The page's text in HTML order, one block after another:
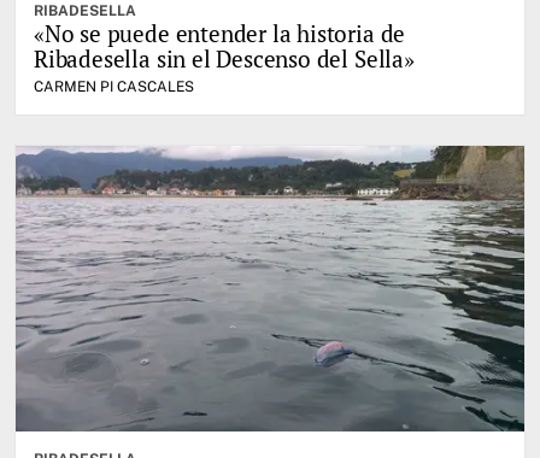
RIBADESELLA
«No se puede entender la historia de
Ribadesella sin el Descenso del Sella»
CARMEN PI CASCALES